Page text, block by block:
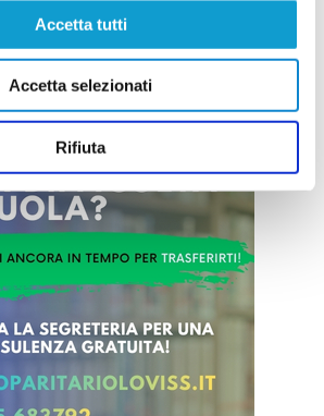
Accetta tutti
Accetta selezionati
Rifiuta